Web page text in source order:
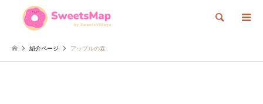
検索
紹介ページ アップルの森